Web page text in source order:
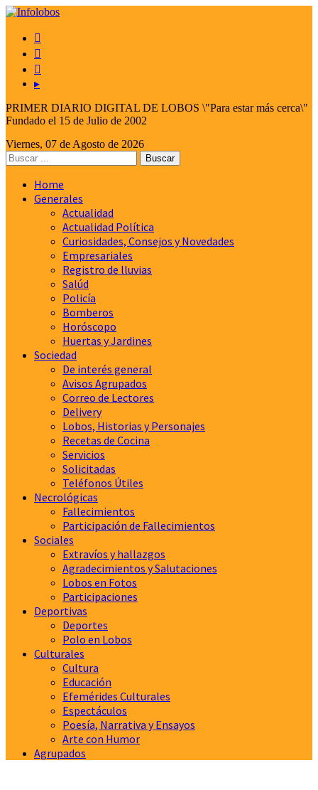



▸
PRIMER DIARIO DIGITAL DE LOBOS \"Para estar más cerca\"
Fundado el 15 de Julio de 2002
Viernes, 07 de Agosto de 2026
Home
Generales
Actualidad
Actualidad Política
Curiosidades, Consejos y Novedades
Empresariales
Registro de lluvias
Salúd
Policía
Bomberos
Horóscopo
Huertas y Jardines
Sociedad
De interés general
Avisos Agrupados
Correo de Lectores
Delivery
Lobos, Historias y Personajes
Recetas de Cocina
Servicios
Solicitadas
Teléfonos Útiles
Necrológicas
Fallecimientos
Participación de Fallecimientos
Sociales
Extravíos y hallazgos
Agradecimientos y Salutaciones
Lobos en Fotos
Participaciones
Deportivas
Deportes
Polo en Lobos
Culturales
Cultura
Educación
Efemérides Culturales
Espectáculos
Poesía, Narrativa y Ensayos
Arte con Humor
Agrupados